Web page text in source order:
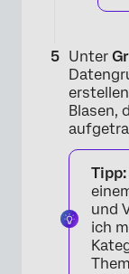
Unter
Blasen,
Tipp:
und
ich